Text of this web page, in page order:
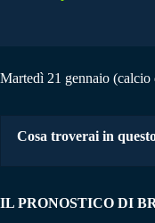
Martedì 21 gennaio
Cosa troverai in
IL PRONOSTICO DI